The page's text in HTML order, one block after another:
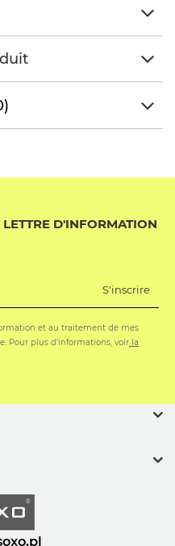
D'INFORMATION
S'inscrire
et au traitement de mes
Pour plus d'informations, voir la